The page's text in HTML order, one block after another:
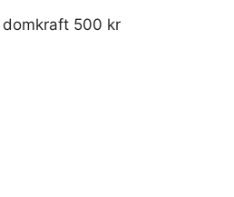
domkraft 500 kr